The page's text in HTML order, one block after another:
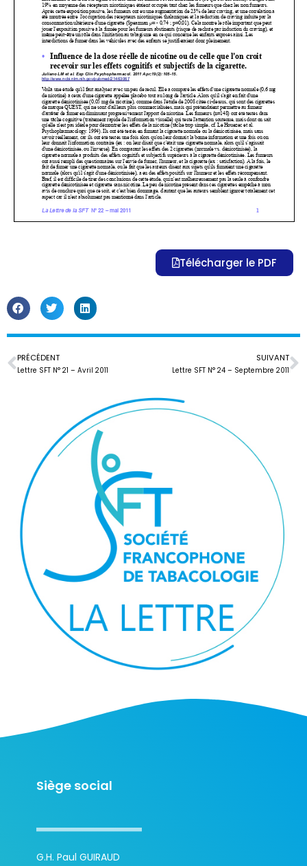
Télécharger le PDF
PRÉCÉDENT
Lettre SFT N° 21 – Avril 2011
SUIVANT
Lettre SFT N° 24 – Septembre 2011
Siège social
G.H. Paul GUIRAUD